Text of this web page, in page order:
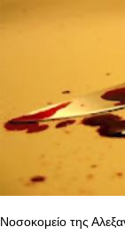
Νοσοκομείο της